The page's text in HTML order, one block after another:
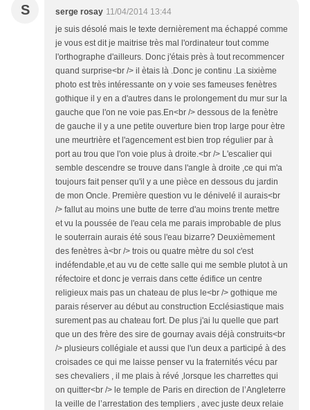
S serge rosay 11/04/2014 13:44
je suis désolé mais le texte dernièrement ma échappé comme
je vous est dit je maitrise très mal l'ordinateur tout comme
l'orthographe d'ailleurs. Donc j'étais près à tout recommencer
quand surprise<br /> il ètais là .Donc je continu .La sixième
photo est très intéressante on y voie ses fameuses fenètres
gothique il y en a d'autres dans le prolongement du mur sur la
gauche que l'on ne voie pas.En<br /> dessous de la fenètre
de gauche il y a une petite ouverture bien trop large pour ètre
une meurtrière et l'agencement est bien trop régulier par à
port au trou que l'on voie plus à droite.<br /> L'escalier qui
semble descendre se trouve dans l'angle à droite ,ce qui m'a
toujours fait penser qu'il y a une pièce en dessous du jardin
de mon Oncle. Première question vu le dénivelé il aurais<br
/> fallut au moins une butte de terre d'au moins trente mettre
et vu la poussée de l'eau cela me parais improbable de plus
le souterrain aurais été sous l'eau bizarre? Deuxièmement
des fenètres à<br /> trois ou quatre mètre du sol c'est
indéfendable,et au vu de cette salle qui me semble plutot à un
réfectoire et donc je verrais dans cette édifice un centre
religieux mais pas un chateau de plus le<br /> gothique me
parais réserver au début au construction Ecclésiastique mais
surement pas au chateau fort. De plus j'ai lu quelle que part
que un des frère des sire de gournay avais déjà construits<br
/> plusieurs collégiale et aussi que l'un deux a participé à des
croisades ce qui me laisse penser vu la fraternités vécu par
ses chevaliers , il me plais à révé ,lorsque les charrettes qui
on quitter<br /> le temple de Paris en direction de l’Angleterre
la veille de l’arrestation des templiers , avec juste deux relaie